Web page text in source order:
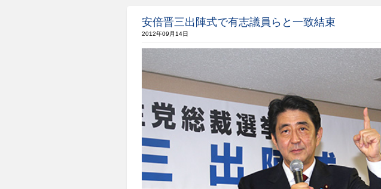
安倍晋三出陣式で有志議員らと一致結束
2012年09月14日